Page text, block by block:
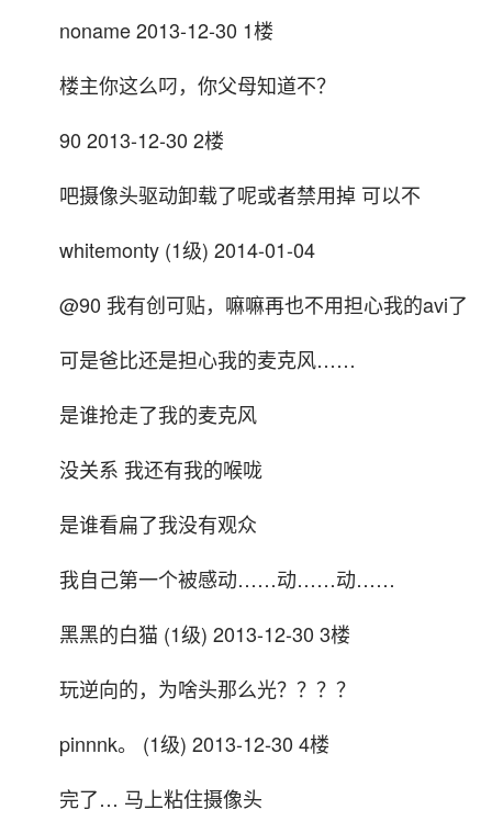
noname 2013-12-30 1楼
楼主你这么叼，你父母知道不？
90 2013-12-30 2楼
吧摄像头驱动卸载了呢或者禁用掉 可以不
whitemonty (1级) 2014-01-04
@90 我有创可贴，嘛嘛再也不用担心我的avi了
可是爸比还是担心我的麦克风……
是谁抢走了我的麦克风
没关系 我还有我的喉咙
是谁看扁了我没有观众
我自己第一个被感动……动……动……
黑黑的白猫 (1级) 2013-12-30 3楼
玩逆向的，为啥头那么光？？？？
pinnnk。 (1级) 2013-12-30 4楼
完了… 马上粘住摄像头